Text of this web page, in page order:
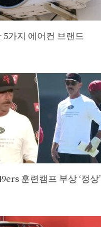
5가지 에어컨 브랜드
훈련캠프 부상 ‘정상’